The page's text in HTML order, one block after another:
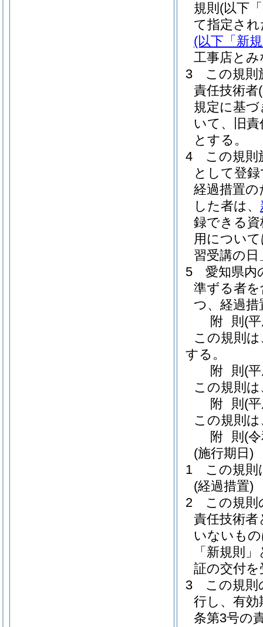
規則 (以下
て指定さ
(以下「新
工事店と
3
この規則
責任技術者
規定に基
いて、旧
とする。
4
この規則
として登
経過措置
した者は、
録できる
用につい
習受講の
5
愛知県内
準ずる者
つ、経過
附 則 (
この規則
する。
附 則 (
この規則
附 則 (
この規則
附 則 (
(施行期日)
1
この規則
(経過措置)
2
この規則
責任技術
いないも
「新規則
証の交付
3
この規則
行し、有
条第3号の